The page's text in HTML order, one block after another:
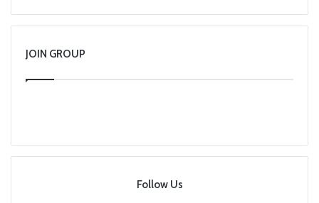
JOIN GROUP
Follow Us